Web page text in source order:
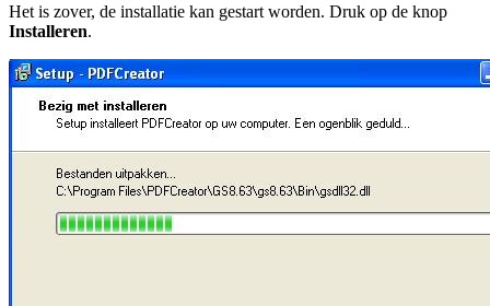
Het is zover, de installatie kan gestart worden. Druk op de knop
Installeren.